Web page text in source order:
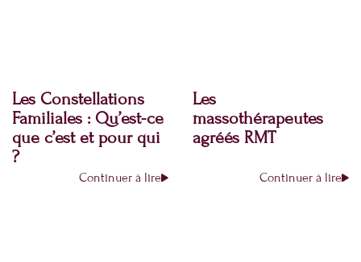
Les Constellations
Familiales : Qu’est-ce
que c’est et pour qui
?
Continuer à lire
Les
massothérapeutes
agréés RMT
Continuer à lire